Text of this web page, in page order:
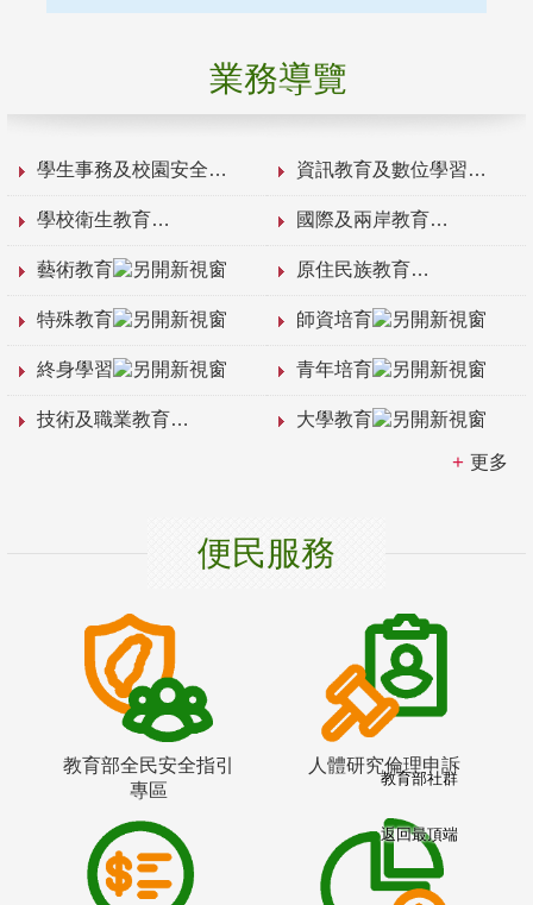
業務導覽
學生事務及校園安全 資訊教育及數位學習
學校衛生教育 國際及兩岸教育
藝術教育 原住民族教育
特殊教育 師資培育
終身學習 青年培育
技術及職業教育 大學教育
更多
便民服務
教育部全民安全指引
專區
人體研究倫理申訴
教育部社群
返回最頂端